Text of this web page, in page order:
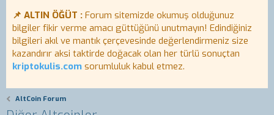
📌 ALTIN ÖĞÜT : Forum sitemizde okumuş olduğunuz
bilgiler fikir verme amacı güttüğünü unutmayın! Edindiğiniz
bilgileri akıl ve mantık çerçevesinde değerlendirmeniz size
kazandırır aksi taktirde doğacak olan her türlü sonuçtan
kriptokulis.com sorumluluk kabul etmez.
AltCoin Forum